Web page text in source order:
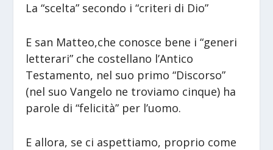
La “scelta” secondo i “criteri di Dio”
E san Matteo,che conosce bene i “generi
letterari” che costellano l’Antico
Testamento, nel suo primo “Discorso”
(nel suo Vangelo ne troviamo cinque) ha
parole di “felicità” per l’uomo.
E allora, se ci aspettiamo, proprio come